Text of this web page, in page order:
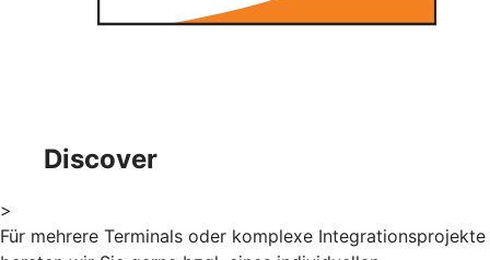
Discover
>
Für mehrere Terminals oder komplexe Integrationsprojekte